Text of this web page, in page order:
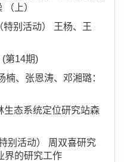
上）
别活动） 王杨、王
(第14期)
、张恩涛、邓湘璐：
生态系统定位研究站森
别活动） 周双喜研究
界的研究工作